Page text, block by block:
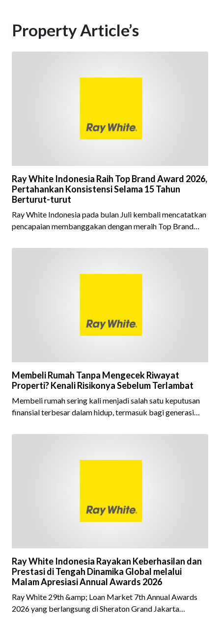
Property Article’s
Ray White Indonesia Raih Top Brand Award 2026,
Pertahankan Konsistensi Selama 15 Tahun
Berturut-turut
Ray White Indonesia pada bulan Juli kembali mencatatkan
pencapaian membanggakan dengan meraih Top Brand
ini menjadi semakin istimewa karena Ray White Indonesia
tahun berturut-turut, sebuah bukti nyata atas konsistensi,
Membeli Rumah Tanpa Mengecek Riwayat
Properti? Kenali Risikonya Sebelum Terlambat
Membeli rumah sering kali menjadi salah satu keputusan
finansial terbesar dalam hidup, termasuk bagi generasi
kepemilikan hunian maupun investasi properti. Namun
fokus pada harga atau lokasi tanpa memperhatikan
Ray White Indonesia Rayakan Keberhasilan dan
Prestasi di Tengah Dinamika Global melalui
Malam Apresiasi Annual Awards 2026
Ray White 29th &amp; Loan Market 7th Annual Awards
2026 yang berlangsung di Sheraton Grand Jakarta